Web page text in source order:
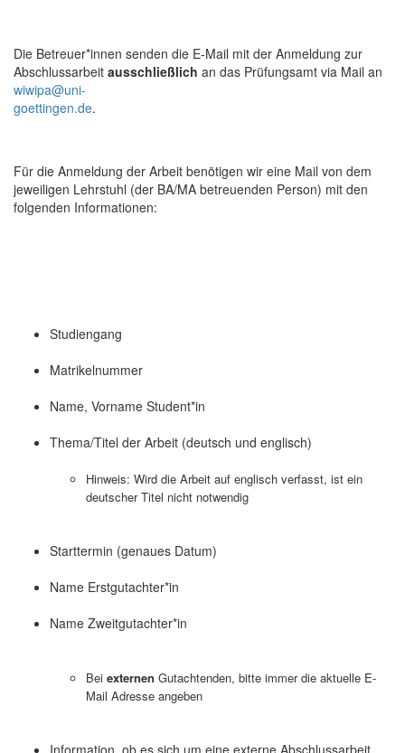
Die Betreuer*innen senden die E-Mail mit der Anmeldung zur
Abschlussarbeit ausschließlich an das Prüfungsamt via Mail an
wiwipa@uni-
goettingen.de.
Für die Anmeldung der Arbeit benötigen wir eine Mail von dem
jeweiligen Lehrstuhl (der BA/MA betreuenden Person) mit den
folgenden Informationen:
Studiengang
Matrikelnummer
Name, Vorname Student*in
Thema/Titel der Arbeit (deutsch und englisch)
Hinweis: Wird die Arbeit auf englisch verfasst, ist ein
deutscher Titel nicht notwendig
Starttermin (genaues Datum)
Name Erstgutachter*in
Name Zweitgutachter*in
Bei externen Gutachtenden, bitte immer die aktuelle E-
Mail Adresse angeben
Information, ob es sich um eine externe Abschlussarbeit